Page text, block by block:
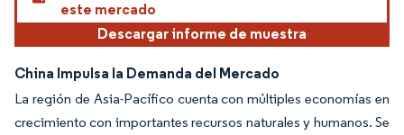
este mercado
Descargar informe de muestra
China Impulsa la Demanda del Mercado
La región de Asia-Pacífico cuenta con múltiples economías en
crecimiento con importantes recursos naturales y humanos. Se